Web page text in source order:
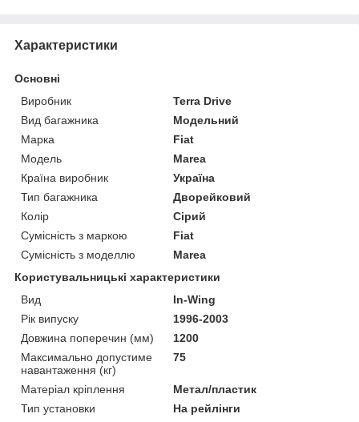
Характеристики
Основні
Виробник
Terra Drive
Вид багажника
Модельний
Марка
Fiat
Модель
Marea
Країна виробник
Україна
Тип багажника
Дворейковий
Колір
Сірий
Сумісність з маркою
Fiat
Сумісність з моделлю
Marea
Користувальницькі характеристики
Вид
In-Wing
Рік випуску
1996-2003
Довжина поперечин (мм)
1200
Максимально допустиме
навантаження (кг)
75
Матеріал кріплення
Метал/пластик
Тип установки
На рейлінги